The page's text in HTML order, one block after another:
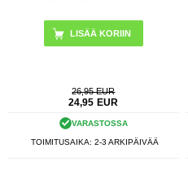
LISÄÄ KORIIN
26,95 EUR
24,95 EUR
VARASTOSSA
TOIMITUSAIKA: 2-3 ARKIPÄIVÄÄ